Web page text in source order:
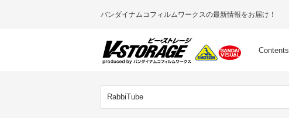
バンダイナムコフィルムワークスの最新情報をお届け！
Contents
RabbiTube